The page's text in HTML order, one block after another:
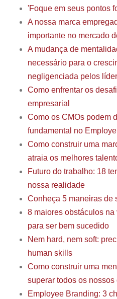
'Foque em seus pontos
A nossa marca
importante no mercado
A mudança de
necessário para o
negligenciada pelos
Como enfrentar os
empresarial
Como os CMOs podem
fundamental no
Como construir uma
atraia os melhores
Futuro do trabalho: 18
nossa realidade
Conheça 5 maneiras de
8 maiores obstáculos
para ser bem sucedido
Nem hard, nem soft:
human skills
Como construir uma
superar todos os
Employee Branding: 3